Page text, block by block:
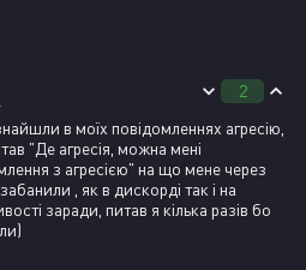
2
в моїх повідомленнях агресію,
"Де агресія, можна мені
з агресією" на що мене через
, як в дискорді так і на
заради, питав я кілька разів бо